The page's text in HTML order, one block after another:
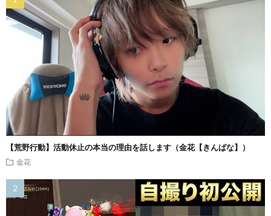
【荒野行動】活動休止の本当の理由を話します（金花【きんばな】）
金花